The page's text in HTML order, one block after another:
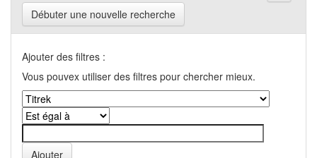
Débuter une nouvelle recherche
Ajouter des filtres :
Vous pouvex utiliser des filtres pour chercher mieux.